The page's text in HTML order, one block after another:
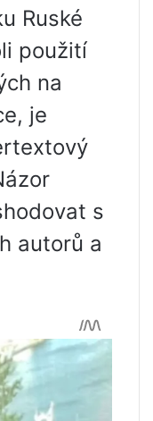
Ruské
použití
na
je
s
autorů a